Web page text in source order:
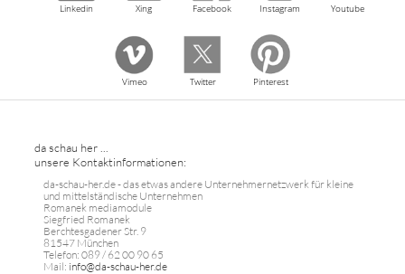
Linkedin Xing Facebook Instagram Youtube
Vimeo Twitter Pinterest
da schau her ...
unsere Kontaktinformationen:
da-schau-her.de - das etwas andere Unternehmernetzwerk für kleine
und mittelständische Unternehmen
Romanek mediamodule
Siegfried Romanek
Berchtesgadener Str. 9
81547 München
Telefon: 089 / 62 00 90 65
Mail: info@da-schau-her.de